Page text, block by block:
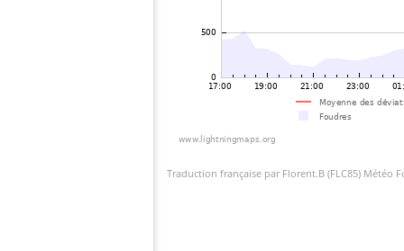
Traduction française par Florent.B (FLC85) Météo